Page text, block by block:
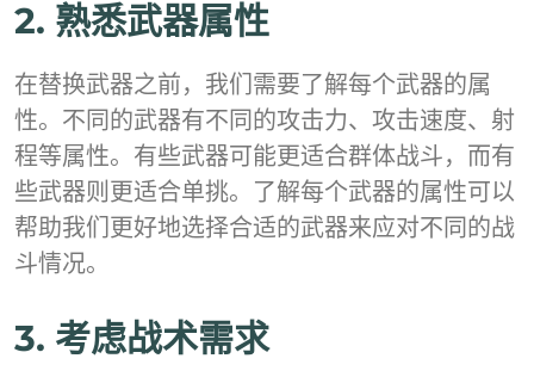
2. 熟悉武器属性
在替换武器之前，我们需要了解每个武器的属
性。不同的武器有不同的攻击力、攻击速度、射
程等属性。有些武器可能更适合群体战斗，而有
些武器则更适合单挑。了解每个武器的属性可以
帮助我们更好地选择合适的武器来应对不同的战
斗情况。
3. 考虑战术需求